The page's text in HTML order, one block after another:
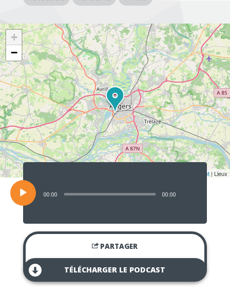
+
−
Leaflet | Lieux
Lecteur
audio
00:00 00:00
PARTAGER
TÉLÉCHARGER LE PODCAST